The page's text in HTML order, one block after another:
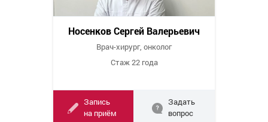
Носенков Сергей Валерьевич
Врач-хирург, онколог
Стаж 22 года
Запись
на приём
Задать
вопрос